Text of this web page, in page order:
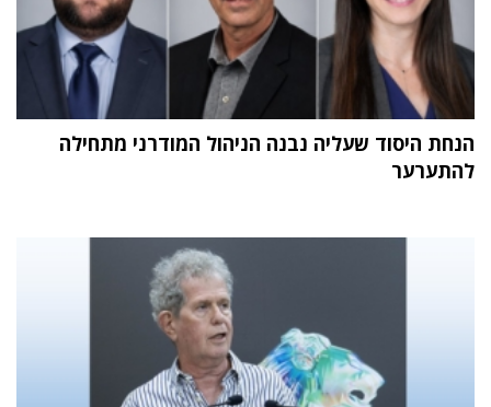
הנחת היסוד שעליה נבנה הניהול המודרני מתחילה
להתערער